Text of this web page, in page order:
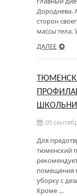
Дороднева.
сторон
массы
ДАЛЕЕ
05
Для
тюменский
помещения
уборку с
Кроме …